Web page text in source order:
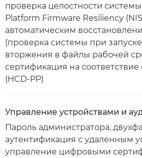
проверка целостности
Platform Firmware Resiliency
автоматическим
(проверка системы при
вторжения в файлы рабочей
сертификация на
(HCD-PP)
Управление устройствами и
Пароль администратора,
аутентификация с удаленным
управление цифровыми